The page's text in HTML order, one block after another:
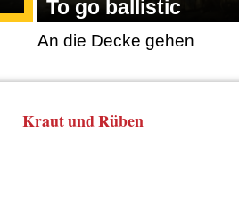
To go ballistic
An die Decke gehen
Kraut und Rüben